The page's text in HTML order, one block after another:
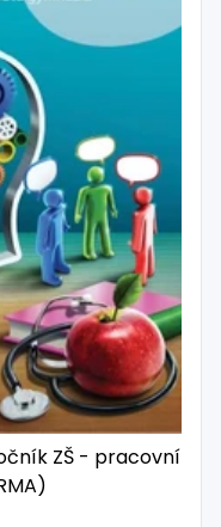
ZŠ - pracovní